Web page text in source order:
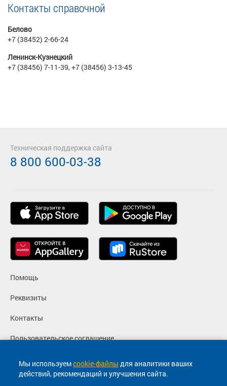
Контакты справочной
Белово
+7 (38452) 2-66-24
Ленинск-Кузнецкий
+7 (38456) 7-11-39, +7 (38456) 3-13-45
Мы используемcookie-файлы для аналитики ваших
действий, рекомендаций и улучшения сайта.
Помощь
Реквизиты
Контакты
Пользовательское соглашение
Политика конфиденциальности
Согласие на маркетинговые сообщения
Техническая поддержка сайта
8 800 600-03-38